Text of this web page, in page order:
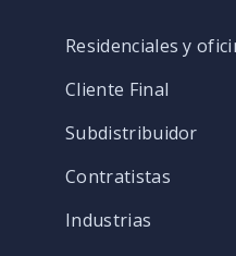
Residenciales y
Cliente Final
Subdistribuidor
Contratistas
Industrias